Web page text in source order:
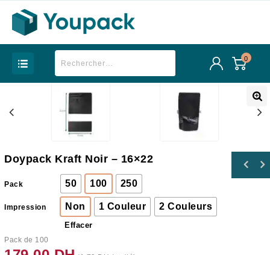
0
Doypack Kraft Noir – 16×22
Pack 50 100 250
Impression Non 1 Couleur 2 Couleurs
Effacer
Pack de 100